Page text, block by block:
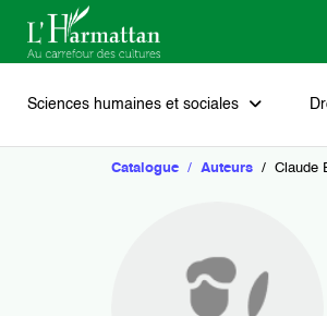
Sciences humaines et sociales
Sciences politiques et géopolitique
Littérature de fiction
Russie et états fédérés
Soumettre un manuscrit
Catalogue Auteurs Claude